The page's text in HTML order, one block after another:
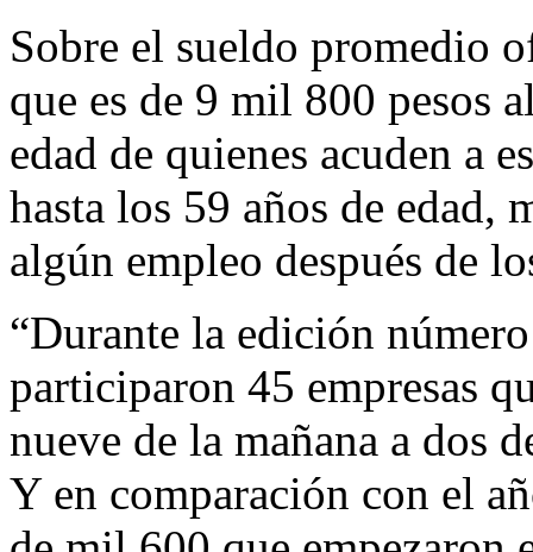
Sobre el sueldo promedio
que es de 9 mil 800 pesos
edad de quienes acuden a
hasta los 59 años de edad,
algún empleo después de
“Durante la edición
participaron 45 empresas
nueve de la mañana a dos
Y en comparación con el